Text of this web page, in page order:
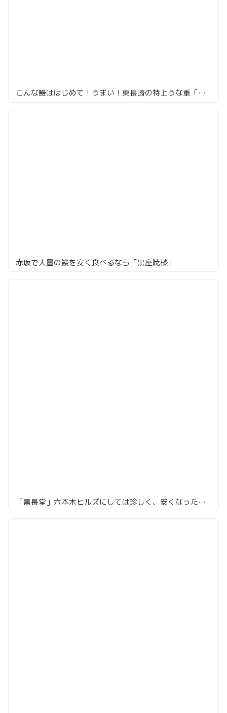
こんな鰻ははじめて！うまい！東長崎の特上うな重「鰻家」
赤坂で大量の鰻を安く食べるなら「黒座暁楼」
「黒長堂」六本木ヒルズにしては珍しく、安くなったらしいので行ってみた